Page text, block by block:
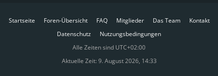
Startseite Foren-Übersicht FAQ Mitglieder Das Team
Kontakt
Datenschutz
Nutzungsbedingungen
Alle Zeiten sind UTC+02:00
Aktuelle Zeit: 9. August 2026, 14:33